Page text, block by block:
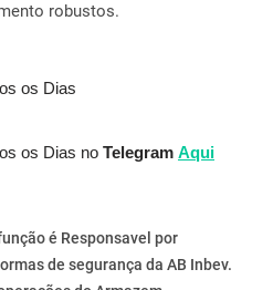
robustos.
os Dias
os Dias no Telegram Aqui
é Responsavel por
de segurança da AB Inbev.